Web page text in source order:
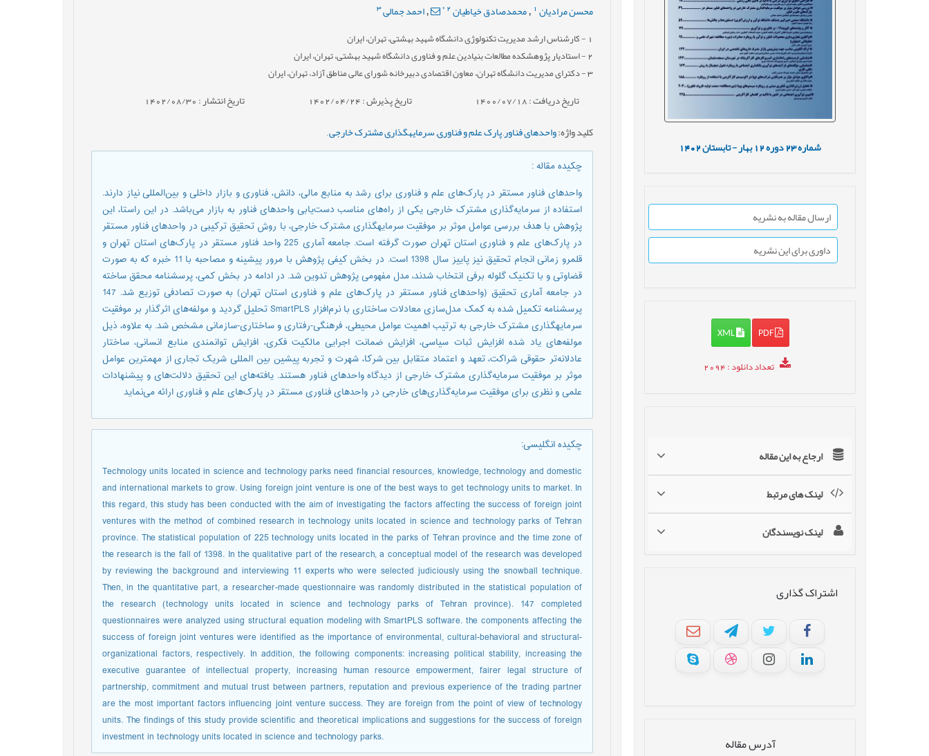
شماره23 دوره بهار - تابستان1402
ارسال مقاله به نشریه
داوری برای این نشریه
PDF
XML
تعداد دانلود: 2094
ارجاع به این مقاله
لینک های مرتبط
لینک نویسندگان
اشتراک گذاری
آدرس مقاله
محسن مرادیان 1
,محمدصادق خیاطیان2
*
,احمد جمالی3
1 - کارشناس ارشد مدیریت تکنولوژی دانشگاه شهید بهشتی، تهران، ایران
2- استادیار پژوهشکده مطالعات بنیادین علم و فناوری دانشگاه شهید بهشتی، تهران، ایران
3- دکترای مدیریت دانشگاه تهران، معاون اقتصادی دبیرخانه شورای عالی مناطق آزاد، تهران، ایران
تاریخ دریافت : 1400/07/18 تاریخ پذیرش : 1402/04/24 تاریخ انتشار : 1402/08/30
کلید واژه:واحدهای فناور,پارک علم و فناوری,سرمایهگذاری مشترک خارجی,
چکیده مقاله:
واحدهای فناور مستقر در پارک‌های علم و فناوری برای رشد به منابع مالی، دانش، فناوری و بازار داخلی و بین‌المللی نیاز دارند.
استفاده از سرمایه‌گذاری مشترک خارجی یکی از راه‌های مناسب دست‌یابی واحدهای فناور به بازار می‌باشد. در این راستا، این
پژوهش با هدف بررسی عوامل موثر بر موفقیت سرمایهگذاری مشترک خارجی، با روش تحقیق ترکیبی در واحد‌های فناور مستقر
در پارک‌های علم و فناوری استان تهران صورت گرفته است. جامعه آماری 225 واحد فناور مستقر در پارک‌های استان تهران و
قلمرو زمانی انجام تحقیق نیز پاییز سال 1398 است. در بخش کیفی پژوهش با مرور پیشینه و مصاحبه با 11 خبره که به صورت
قضاوتی و با تکنیک گلوله برفی انتخاب شدند، مدل مفهومی پژوهش تدوین شد. در ادامه در بخش کمی، پرسشنامه محقق ساخته
در جامعه آماری تحقیق (واحدهای فناور مستقر در پارک‌های علم و فناوری استان تهران) به صورت تصادفی توزیع شد. 147
پرسشنامه تکمیل شده به کمک مدل‌سازی معادلات ساختاری با نرم‌افزار SmartPLS تحلیل گردید و مولفه‌های اثرگذار بر موفقیت
سرمایهگذاری مشترک خارجی به ترتیب اهمیت عوامل محیطی، فرهنگی-رفتاری و ساختاری-سازمانی مشخص شد. به علاوه، ذیل
مولفه‌های یاد شده افزایش ثبات سیاسی، افزایش ضمانت‌ اجرایی مالکیت فکری، افزایش توانمندی منابع انسانی، ساختار
عادلانه‌تر حقوقی شراکت، تعهد و اعتماد متقابل بین شرکا، شهرت و تجربه پیشین بین المللی شریک تجاری از مهمترین عوامل
موثر بر موفقیت سرمایه‌گذاری مشترک خارجی از دیدگاه واحدهای فناور هستند. یافته‌های این تحقیق دلالت‌های و پیشنهادات
علمی و نظری برای موفقیت سرمایه‌گذاری‌های خارجی در واحدهای فناوری مستقر در پارک‌های علم و فناوری ارائه می‌نماید
چکیده انگلیسی:
Technology units located in science and technology parks need financial resources, knowledge, technology and domestic
and international markets to grow. Using foreign joint venture is one of the best ways to get technology units to market. In
this regard, this study has been conducted with the aim of investigating the factors affecting the success of foreign joint
ventures with the method of combined research in technology units located in science and technology parks of Tehran
province. The statistical population of 225 technology units located in the parks of Tehran province and the time zone of
the research is the fall of 1398. In the qualitative part of the research, a conceptual model of the research was developed
by reviewing the background and interviewing 11 experts who were selected judiciously using the snowball technique.
Then, in the quantitative part, a researcher-made questionnaire was randomly distributed in the statistical population of
the research (technology units located in science and technology parks of Tehran province). 147 completed
questionnaires were analyzed using structural equation modeling with SmartPLS software. the components affecting the
success of foreign joint ventures were identified as the importance of environmental, cultural-behavioral and structural-
organizational factors, respectively. In addition, the following components: increasing political stability, increasing the
executive guarantee of intellectual property, increasing human resource empowerment, fairer legal structure of
partnership, commitment and mutual trust between partners, reputation and previous experience of the trading partner
are the most important factors influencing joint venture success. They are foreign from the point of view of technology
units. The findings of this study provide scientific and theoretical implications and suggestions for the success of foreign
investment in technology units located in science and technology parks.